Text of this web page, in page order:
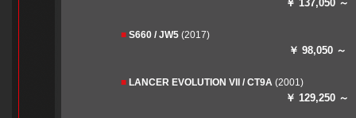
￥ 137,050 ～
■ S660 / JW5 (2017)
￥ 98,050 ～
■ LANCER EVOLUTION VII / CT9A (2001)
￥ 129,250 ～